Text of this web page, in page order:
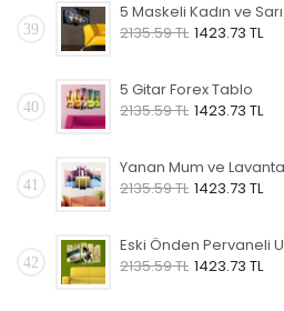
39
2135.59 TL 1423.73 TL
40
5 Gitar Forex Tablo
2135.59 TL 1423.73 TL
41
2135.59 TL 1423.73 TL
42
2135.59 TL 1423.73 TL